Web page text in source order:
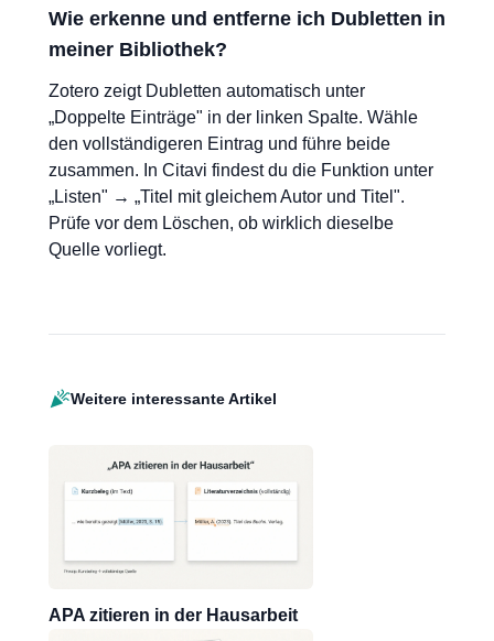
Wie erkenne und entferne ich Dubletten in
meiner Bibliothek?
Zotero zeigt Dubletten automatisch unter
„Doppelte Einträge" in der linken Spalte. Wähle
den vollständigeren Eintrag und führe beide
zusammen. In Citavi findest du die Funktion unter
„Listen" → „Titel mit gleichem Autor und Titel".
Prüfe vor dem Löschen, ob wirklich dieselbe
Quelle vorliegt.
Weitere interessante Artikel
APA zitieren in der Hausarbeit